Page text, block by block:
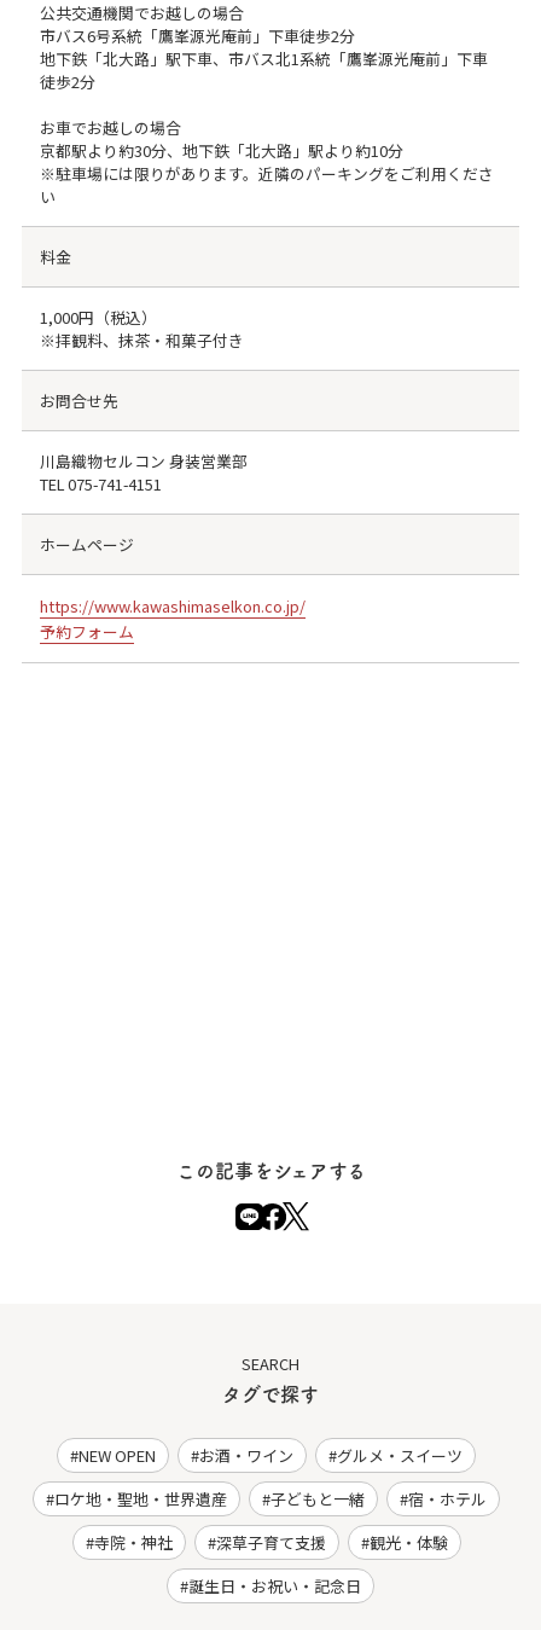
公共交通機関でお越しの場合
市バス6号系統「鷹峯源光庵前」下車徒歩2分
地下鉄「北大路」駅下車、市バス北1系統「鷹峯源光庵前」下車
徒歩2分
お車でお越しの場合
京都駅より約30分、地下鉄「北大路」駅より約10分
※駐車場には限りがあります。近隣のパーキングをご利用くださ
い
料金
1,000円（税込）
※拝観料、抹茶・和菓子付き
お問合せ先
川島織物セルコン 身装営業部
TEL075-741-4151
ホームページ
https://www.kawashimaselkon.co.jp/
予約フォーム
この記事をシェアする
SEARCH
タグで探す
NEW OPEN お酒・ワイン
グルメ・スイーツ
ロケ地・聖地・世界遺産
子どもと一緒
宿・ホテル
寺院・神社
深草子育て支援
観光・体験
誕生日・お祝い・記念日